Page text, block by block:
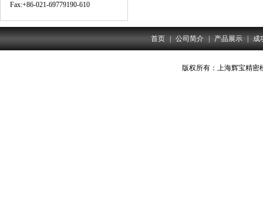
Fax:+86-021-69779190-610
首页 公司简介 产品展示 成
版权所有：上海辉宝精密